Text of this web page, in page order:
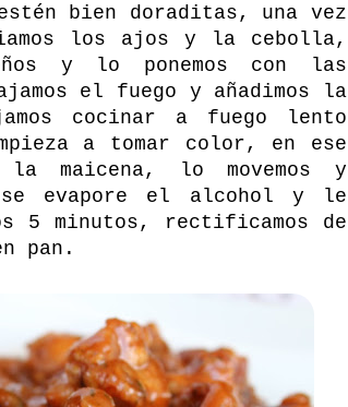
bien doraditas, una vez
los ajos y la cebolla,
y lo ponemos con las
el fuego y añadimos la
cocinar a fuego lento
a tomar color, en ese
la maicena, lo movemos y
se evapore el alcohol y le
5 minutos, rectificamos de
pan.